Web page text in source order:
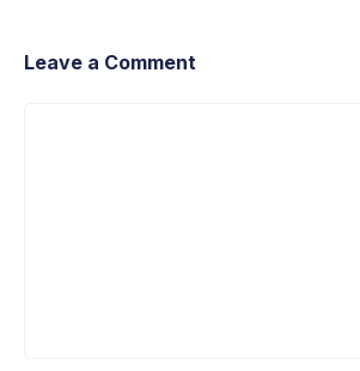
Leave a Comment